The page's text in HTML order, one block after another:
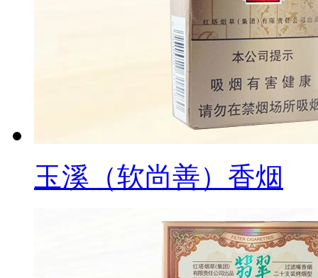
玉溪（软尚善）香烟